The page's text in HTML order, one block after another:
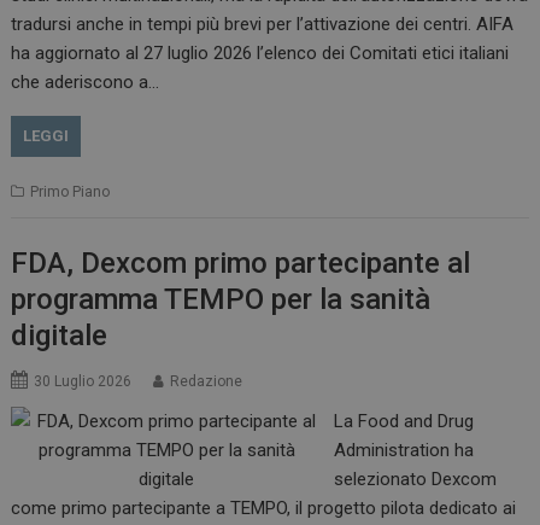
tradursi anche in tempi più brevi per l’attivazione dei centri. AIFA
ha aggiornato al 27 luglio 2026 l’elenco dei Comitati etici italiani
che aderiscono a…
LEGGI
Primo Piano
FDA, Dexcom primo partecipante al
programma TEMPO per la sanità
digitale
30 Luglio 2026 Redazione
La Food and Drug
Administration ha
selezionato Dexcom
come primo partecipante a TEMPO, il progetto pilota dedicato ai
NOME FORNITORE / DOMINIO
__Secure-ROLLOUT_TOKEN
.youtube.com
__Secure-YNID